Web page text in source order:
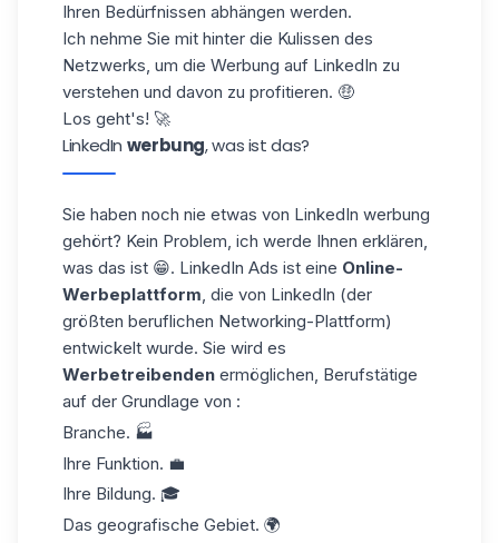
Ihren Bedürfnissen abhängen werden.
Ich nehme Sie mit hinter die Kulissen des
Netzwerks, um die Werbung auf LinkedIn zu
verstehen und davon zu profitieren. 🤑
Los geht's! 🚀
LinkedIn werbung, was ist das?
Sie haben noch nie etwas von LinkedIn werbung
gehört? Kein Problem, ich werde Ihnen erklären,
was das ist 😁. LinkedIn Ads ist eine Online-
Werbeplattform, die von LinkedIn (der
größten beruflichen Networking-Plattform)
entwickelt wurde. Sie wird es
Werbetreibenden ermöglichen, Berufstätige
auf der Grundlage von :
Branche. 🏭
Ihre Funktion. 💼
Ihre Bildung. 🎓
Das geografische Gebiet. 🌍